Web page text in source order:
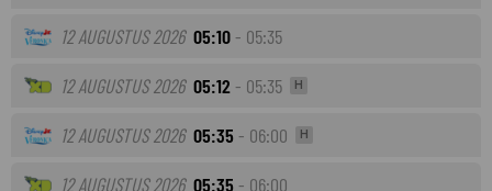
12 AUGUSTUS 2026 05:10 - 05:35
12 AUGUSTUS 2026 05:12 - 05:35 H
12 AUGUSTUS 2026 05:35 - 06:00 H
12 AUGUSTUS 2026 05:35 - 06:00